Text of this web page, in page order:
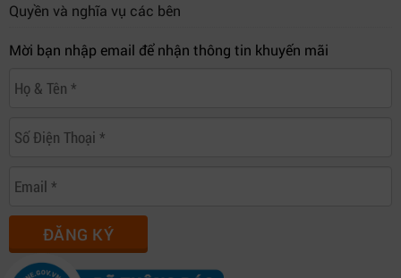
Quyền và nghĩa vụ các bên
Mời bạn nhập email để nhận thông tin khuyến mãi
ĐĂNG KÝ